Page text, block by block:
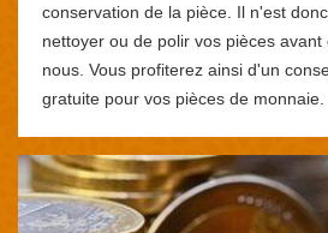
conservation de la pièce. Il n'est
nettoyer ou de polir vos pièces
nous. Vous profiterez ainsi d'un
gratuite pour vos pièces de monnaie.